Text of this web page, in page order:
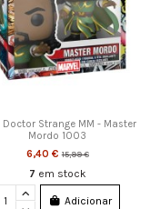
Doctor Strange MM - Master
Mordo 1003
6,40 €15,99 €
7 em stock
Adicionar